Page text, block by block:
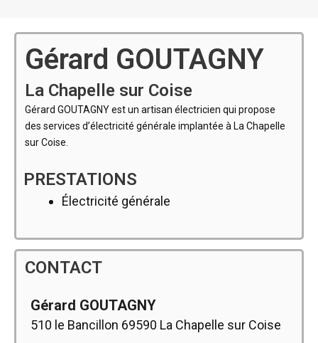
Gérard GOUTAGNY
La Chapelle sur Coise
Gérard GOUTAGNY est un artisan électricien qui propose
des services d’électricité générale implantée à La Chapelle
sur Coise.
PRESTATIONS
Électricité générale
CONTACT
Gérard GOUTAGNY
510 le Bancillon 69590 La Chapelle sur Coise